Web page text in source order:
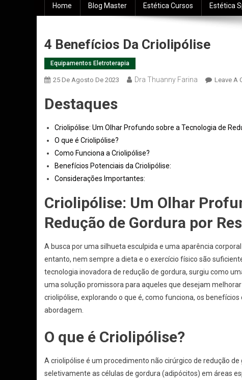
Home Blog Master Estética Cursos Estética
4 Benefícios Da Criolipólise
Equipamentos Eletroterapia
25 De Agosto De 2023 Dra Thuanny Farina Leave A
Destaques
Criolipólise: Um Olhar Profundo sobre a Tecnologia de
O que é Criolipólise?
Como Funciona a Criolipólise?
Benefícios Potenciais da Criolipólise:
Considerações Importantes:
Criolipólise: Um Olhar
Redução de Gordura por
A busca por uma silhueta esculpida e uma aparência
entanto, nem sempre a dieta e o exercício físico são
tecnologia inovadora de redução de gordura, surgiu como
uma solução promissora para aqueles que desejam
criolipólise, explorando o que é, como funciona, os
abordagem.
O que é Criolipólise?
A criolipólise é um procedimento não cirúrgico de redução
seletivamente as células de gordura (adipócitos) em áreas